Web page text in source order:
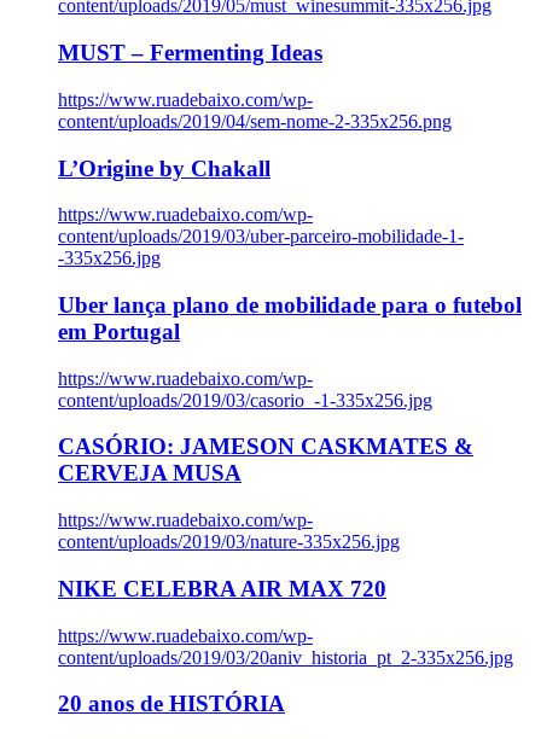
content/uploads/2019/05/must_winesummit-335x256.jpg
MUST – Fermenting Ideas
https://www.ruadebaixo.com/wp-
content/uploads/2019/04/sem-nome-2-335x256.png
L’Origine by Chakall
https://www.ruadebaixo.com/wp-
content/uploads/2019/03/uber-parceiro-mobilidade-1-
-335x256.jpg
Uber lança plano de mobilidade para o futebol
em Portugal
https://www.ruadebaixo.com/wp-
content/uploads/2019/03/casorio_-1-335x256.jpg
CASÓRIO: JAMESON CASKMATES &
CERVEJA MUSA
https://www.ruadebaixo.com/wp-
content/uploads/2019/03/nature-335x256.jpg
NIKE CELEBRA AIR MAX 720
https://www.ruadebaixo.com/wp-
content/uploads/2019/03/20aniv_historia_pt_2-335x256.jpg
20 anos de HISTÓRIA